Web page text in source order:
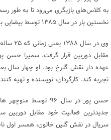
به کلاس‌های بازیگری می‌رود تا به طور
نخستین بار در سال ۱۳۸۵ توسط بیضایی به نمایش مجلس شبیه دعوت شد.
وی در
عهده دار نقش گلرخ بود. او چهار سال
تجربه کند. کارگردان، نویسنده و تهیه
حسن پور در سال ۹۶
جدیدترین فعالیت خود مقابل
سریال در نقش گلین خاتون، همسر اول